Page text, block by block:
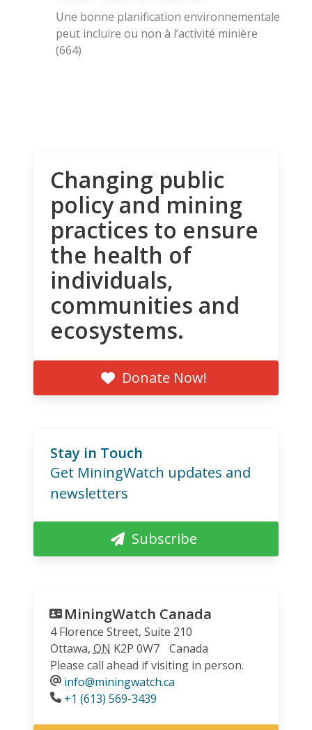
Une bonne planification environnementale
peut incluire ou non à l’activité minière
(664)
Changing public
policy and mining
practices to ensure
the health of
individuals,
communities and
ecosystems.
Donate Now!
Stay in Touch
Get MiningWatch updates and
newsletters
Subscribe
MiningWatch Canada
4 Florence Street, Suite 210
Ottawa, ON K2P 0W7
Canada
Please call ahead if visiting in person.
info@miningwatch.ca
Phone
+1 (613) 569-3439